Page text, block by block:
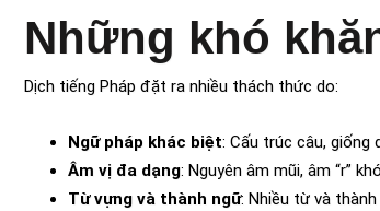
Những khó
Dịch tiếng Pháp đặt ra nhiều thách thức do:
Ngữ pháp khác biệt: Cấu trúc câu,
Âm vị đa dạng: Nguyên âm mũi, âm “r”
Từ vựng và thành ngữ: Nhiều từ và